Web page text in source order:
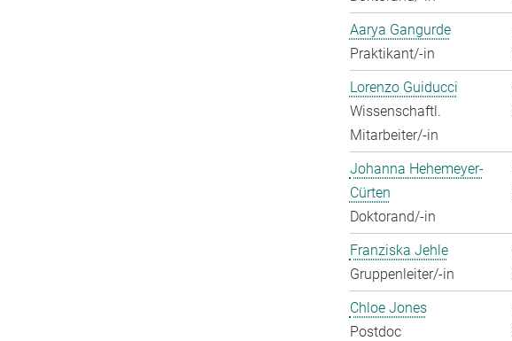
Aarya Gangurde
Praktikant/-in
Lorenzo Guiducci
Wissenschaftl.
Mitarbeiter/-in
Johanna Hehemeyer-
Cürten
Doktorand/-in
Franziska Jehle
Gruppenleiter/-in
Chloe Jones
Postdoc